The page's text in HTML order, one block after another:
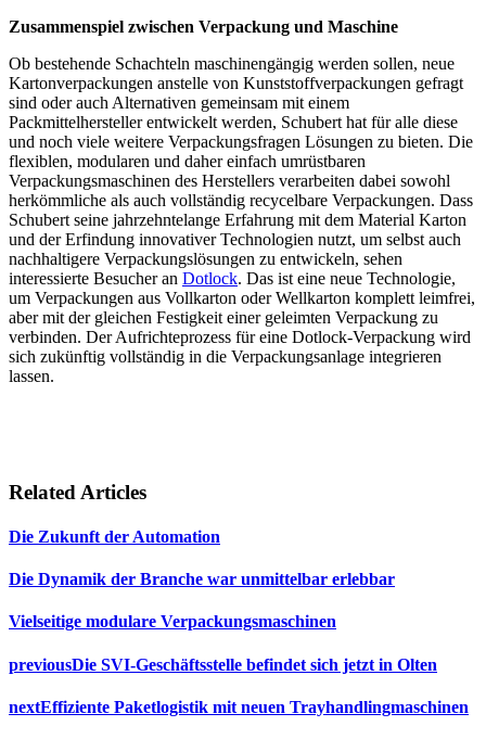
Zusammenspiel zwischen Verpackung und Maschine
Ob bestehende Schachteln maschinengängig werden sollen, neue
Kartonverpackungen anstelle von Kunststoffverpackungen gefragt
sind oder auch Alternativen gemeinsam mit einem
Packmittelhersteller entwickelt werden, Schubert hat für alle diese
und noch viele weitere Verpackungsfragen Lösungen zu bieten. Die
flexiblen, modularen und daher einfach umrüstbaren
Verpackungsmaschinen des Herstellers verarbeiten dabei sowohl
herkömmliche als auch vollständig recycelbare Verpackungen. Dass
Schubert seine jahrzehntelange Erfahrung mit dem Material Karton
und der Erfindung innovativer Technologien nutzt, um selbst auch
nachhaltigere Verpackungslösungen zu entwickeln, sehen
interessierte Besucher an Dotlock. Das ist eine neue Technologie,
um Verpackungen aus Vollkarton oder Wellkarton komplett leimfrei,
aber mit der gleichen Festigkeit einer geleimten Verpackung zu
verbinden. Der Aufrichteprozess für eine Dotlock-Verpackung wird
sich zukünftig vollständig in die Verpackungsanlage integrieren
lassen.
Related Articles
Die Zukunft der Automation
Die Dynamik der Branche war unmittelbar erlebbar
Vielseitige modulare Verpackungsmaschinen
previousDie SVI-Geschäftsstelle befindet sich jetzt in Olten
nextEffiziente Paketlogistik mit neuen Trayhandlingmaschinen